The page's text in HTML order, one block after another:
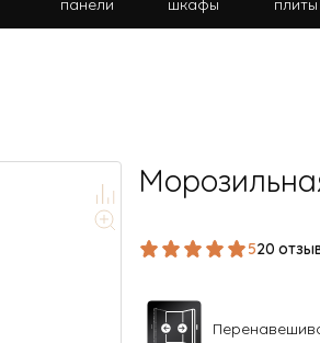
с нижней морозильной камерой
Side-by-side
520